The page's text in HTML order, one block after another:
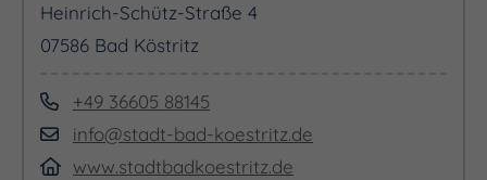
Heinrich-Schütz-Straße 4
07586 Bad Köstritz
+49 36605 88145
info@stadt-bad-koestritz.de
www.stadtbadkoestritz.de